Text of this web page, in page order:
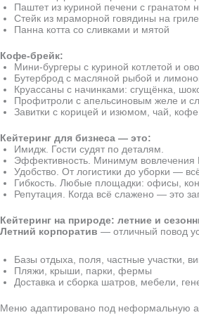
Паштет из куриной печени с гранатом
Стейк из мраморной говядины на гриле
Панна котта со сливками и мятой
Кофе-брейк:
Мини-бургеры с куриной котлетой и
Бутерброд с масляной рыбой и
Круассаны с начинками: сгущёнка,
Профитроли с апельсиновым желе и
Завитки с корицей и изюмом, чай,
Кейтеринг для бизнеса — это:
Имидж. Гости судят по деталям.
Эффективность. Минимум вовлечения
Удобство. От логистики до уборки —
Гибкость. Любые площадки: офисы,
Репутация. Когда всё слажено — это
Кейтеринг на природе: летние и
Летний корпоратив — отличный повод
Базы отдыха, поля, частные участки,
Пляжи, крыши, парки, фермы
Доставка и сборка шатров, мебели,
Меню адаптировано под неформальную